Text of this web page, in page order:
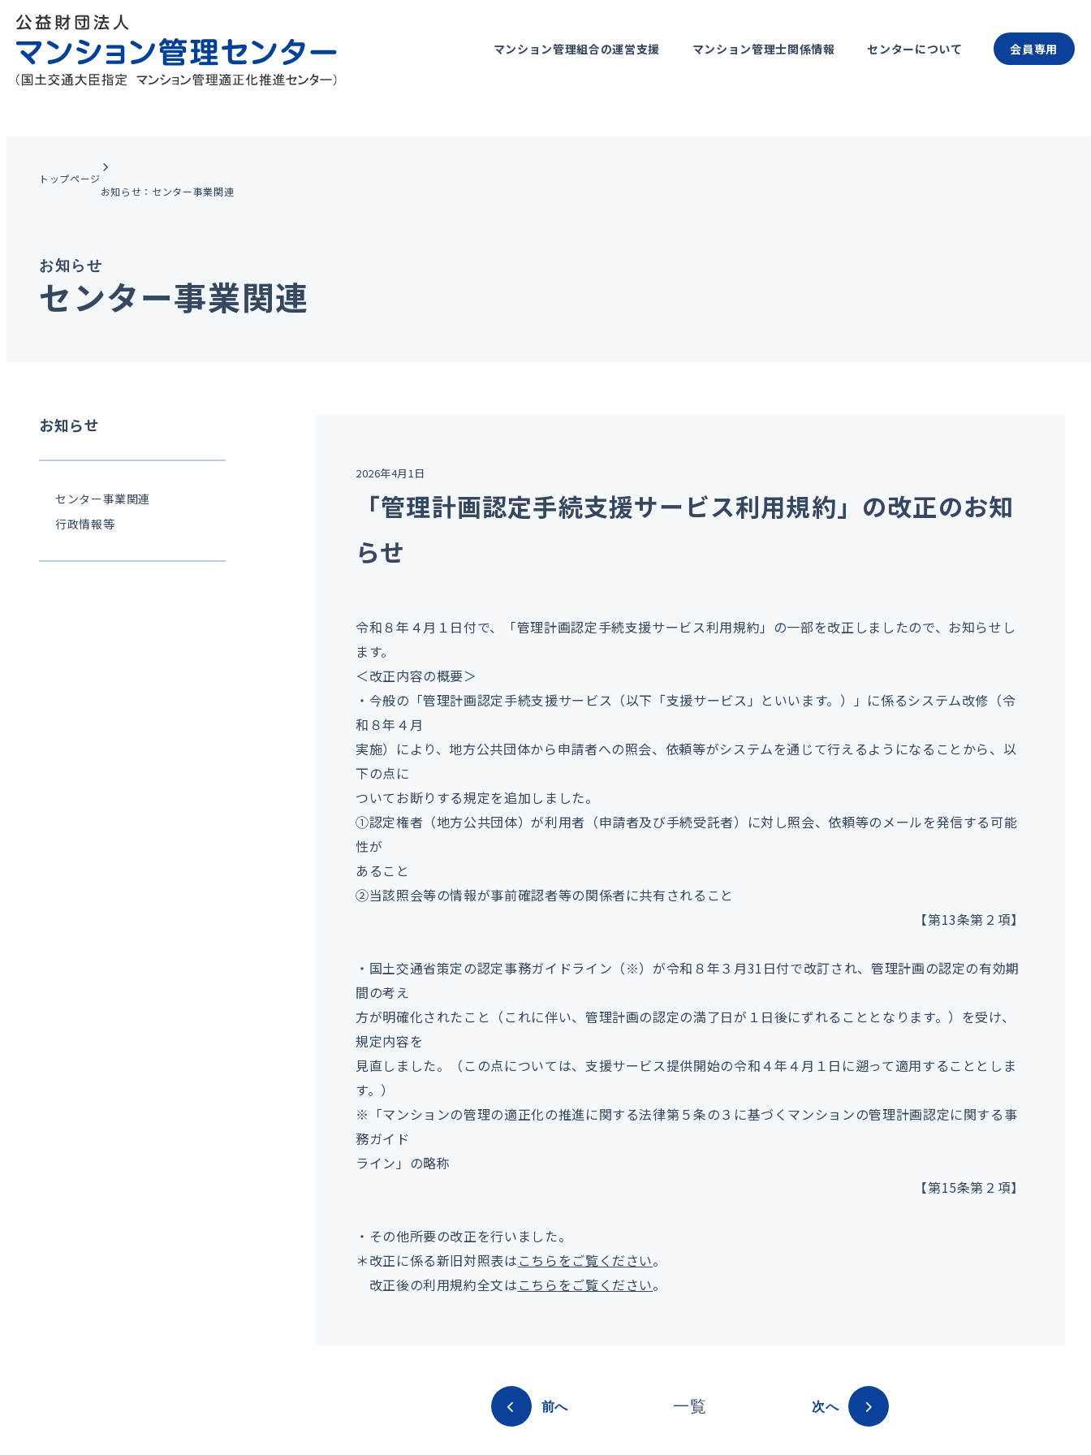
マンション管理組合の運営支援 マンション管理士関係情報 センターについて 会員専用
トップページ
お知らせ：センター事業関連
お知らせ
センター事業関連
お知らせ
センター事業関連
行政情報等
2026年4月1日
「管理計画認定手続支援サービス利用規約」の改正のお知
らせ
令和８年４月１日付で、「管理計画認定手続支援サービス利用規約」の一部を改正しましたので、お知らせし
ます。
＜改正内容の概要＞
・今般の「管理計画認定手続支援サービス（以下「支援サービス」といいます。）」に係るシステム改修（令
和８年４月
実施）により、地方公共団体から申請者への照会、依頼等がシステムを通じて行えるようになることから、以
下の点に
ついてお断りする規定を追加しました。
①認定権者（地方公共団体）が利用者（申請者及び手続受託者）に対し照会、依頼等のメールを発信する可能
性が
あること
②当該照会等の情報が事前確認者等の関係者に共有されること
【第13条第２項】
・国土交通省策定の認定事務ガイドライン（※）が令和８年３月31 日付で改訂され、管理計画の認定の有効期
間の考え
方が明確化されたこと（これに伴い、管理計画の認定の満了日が１日後にずれることとなります。）を受け、
規定内容を
見直しました。（この点については、支援サービス提供開始の令和４年４月１日に遡って適用することとしま
す。）
※「マンションの管理の適正化の推進に関する法律第５条の３に基づくマンションの管理計画認定に関する事
務ガイド
ライン」の略称
【第15条第２項】
・その他所要の改正を行いました。
＊改正に係る新旧対照表は こちらをご覧ください。
改正後の利用規約全文は こちらをご覧ください。
前へ 一覧 次へ